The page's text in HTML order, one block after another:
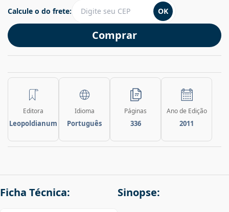
Comprar
Calcule o do frete: OK
Editora
Leopoldianum
Idioma
Português
Páginas
336
Ano de Edição
2011
Ficha Técnica: Sinopse: